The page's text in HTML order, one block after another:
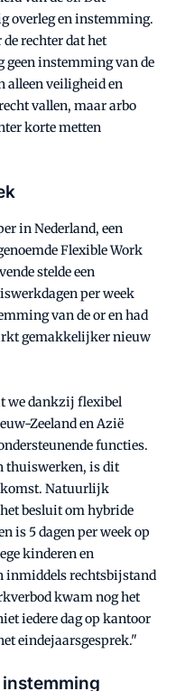
overleg en instemming.
rechter dat het
geen instemming van de
alleen veiligheid en
vallen, maar arbo
korte metten
in Nederland, een
Flexible Work
stelde een
per week
van de or en had
gemakkelijker nieuw
we dankzij flexibel
Zeeland en Azië
functies.
thuiswerken, is dit
Natuurlijk
besluit om hybride
is 5 dagen per week op
kinderen en
inmiddels rechtsbijstand
kwam nog het
iedere dag op kantoor
eindejaarsgesprek."